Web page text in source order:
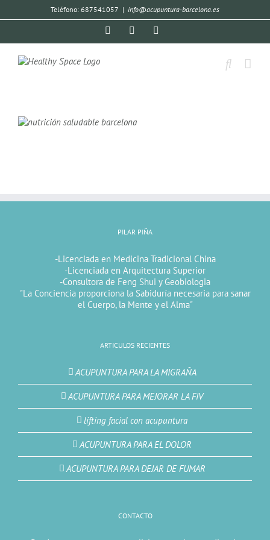
Teléfono: 687541057 | info@acupuntura-barcelona.es
PILAR PIÑA
-Licenciada en Medicina Tradicional China
-Licenciada en Arquitectura Superior
-Consultora de Feng Shui y Geobiologia
"La Conciencia proporciona la Sabiduría necesaria para sanar
el Cuerpo, la Mente y el Alma"
ARTICULOS RECIENTES
ACUPUNTURA PARA LA MIGRAÑA
ACUPUNTURA PARA MEJORAR LA FIV
lifting facial con acupuntura
ACUPUNTURA PARA EL DOLOR
ACUPUNTURA PARA DEJAR DE FUMAR
CONTACTO